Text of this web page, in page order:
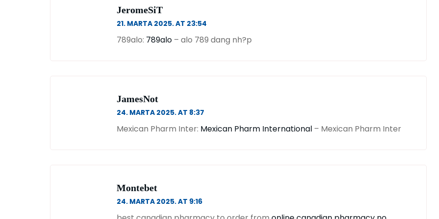
JeromeSiT
21. MARTA 2025. AT 23:54
789alo: 789alo – alo 789 dang nh?p
JamesNot
24. MARTA 2025. AT 8:37
Mexican Pharm Inter: Mexican Pharm International – Mexican Pharm Inter
Montebet
24. MARTA 2025. AT 9:16